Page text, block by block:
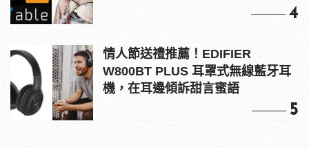
4
情人節送禮推薦！EDIFIER
W800BT PLUS 耳罩式無線藍牙耳
機，在耳邊傾訴甜言蜜語
5